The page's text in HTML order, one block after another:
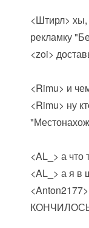
<Штирл>
рекламку
<zoi>
<Rimu> и
<Rimu> ну
<AL_> а что
<AL_> а я в